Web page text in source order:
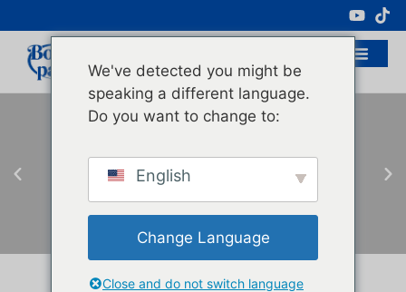
Cosméticos
We've detected you might be
speaking a different language.
Do you want to change to:
English
Change Language
Close and do not switch language